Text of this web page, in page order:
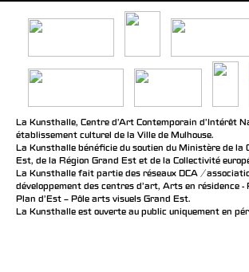
La Kunsthalle, Centre d’Art Contemporain d’Intérêt
établissement culturel de la Ville de Mulhouse.
La Kunsthalle bénéficie du soutien du Ministère de la
Est, de la Région Grand Est et de la Collectivité
La Kunsthalle fait partie des réseaux DCA /
développement des centres d'art, Arts en résidence -
Plan d’Est – Pôle arts visuels Grand Est.
La Kunsthalle est ouverte au public uniquement en